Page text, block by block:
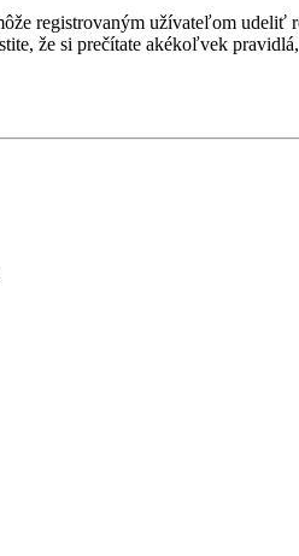
registrovaným užívateľom udeliť
že si prečítate akékoľvek